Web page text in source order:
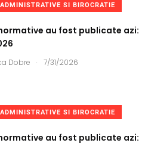
SI BIROCRATIE
au fost publicate azi:
Dobre . 7/31/2026
SI BIROCRATIE
au fost publicate azi: